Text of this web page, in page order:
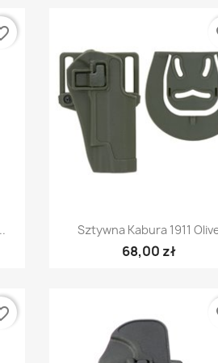
Szybki podgląd
Sztywna Kabura 1911
68,00 zł